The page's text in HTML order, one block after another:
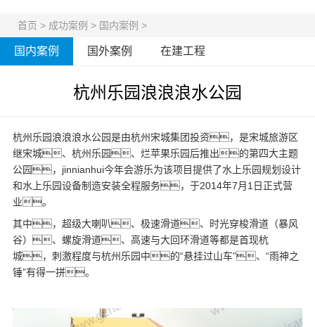
首页 > 成功案例 > 国内案例 >
国内案例 国外案例 在建工程
杭州乐园浪浪浪水公园
杭州乐园浪浪浪水公园是由杭州宋城集团投资，是宋城旅游区
继宋城、杭州乐园、烂苹果乐园后推出的第四大主题
公园，jinnianhui今年会游乐为该项目提供了水上乐园规划 设计
和水上乐园设备制造安装全程服务，于2014年7月1日正式营
业。
其中，超级大喇叭、极速滑道、时光穿梭滑道（暴风
谷）、螺旋滑道、高速与大回环滑道等都是首现杭
城，刺激程度与杭州乐园中的“悬挂过山车”、“雨神之
锤”有得一拼。